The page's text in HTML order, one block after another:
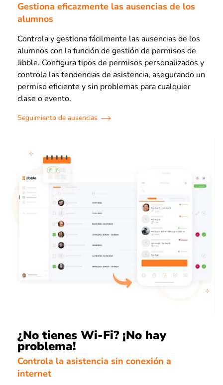
Gestiona eficazmente las ausencias de los
alumnos
Controla y gestiona fácilmente las ausencias de los
alumnos con la función de gestión de permisos de
Jibble. Configura tipos de permisos personalizados y
controla las tendencias de asistencia, asegurando un
permiso eficiente y sin problemas para cualquier
clase o evento.
Seguimiento de ausencias
¿No tienes Wi-Fi? ¡No hay
problema!
Controla la asistencia sin conexión a
internet